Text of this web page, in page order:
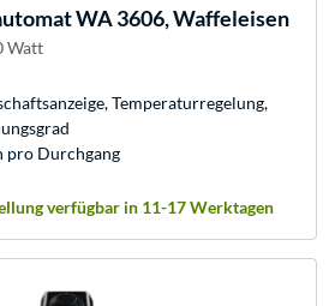
WA 3606, Waffeleisen
Watt
Temperaturregelung,
pro Durchgang
verfügbar in 11-17 Werktagen